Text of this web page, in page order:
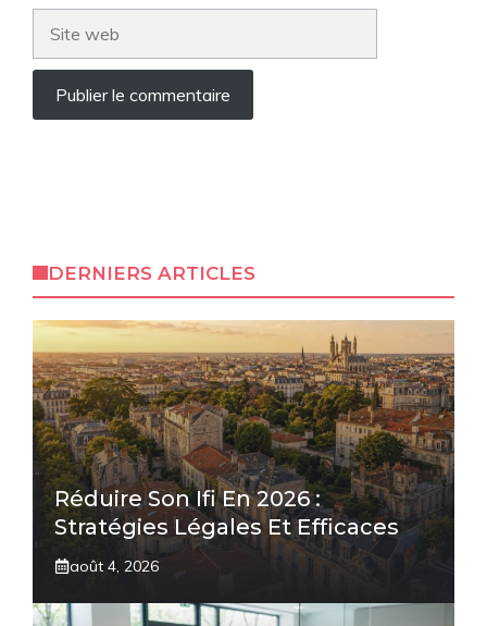
DERNIERS ARTICLES
Réduire Son Ifi En 2026 :
Stratégies Légales Et Efficaces
août 4, 2026